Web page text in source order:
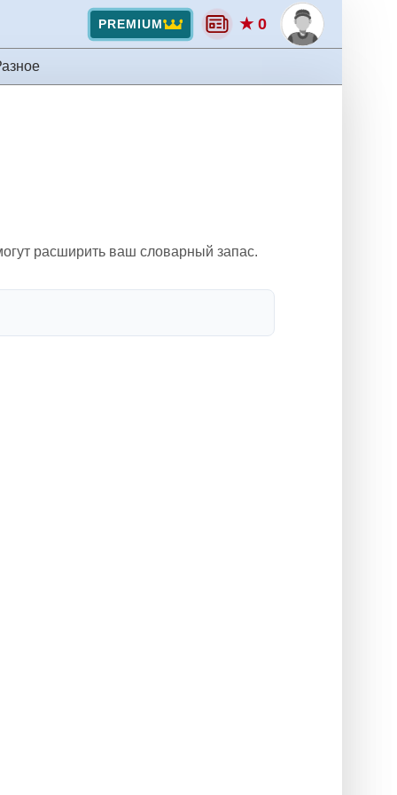
PREMIUM ★ 0
расширить ваш словарный запас.